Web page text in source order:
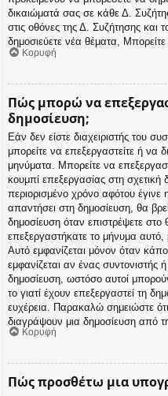
δικαιώματά σας σε κάθε Δ.
στις οθόνες της Δ. Συζήτησης και
δημοσιεύετε νέα θέματα,
Κορυφή
Πώς μπορώ να
δημοσίευση;
Εάν δεν είστε διαχειριστής του
μπορείτε να επεξεργαστείτε ή να
μηνύματα. Μπορείτε να
κουμπί επεξεργασίας στη
περιορισμένο χρόνο αφότου
απαντήσει στη δημοσίευση, θα
δημοσίευση όταν επιστρέψετε
επεξεργαστήκατε το μήνυμα αυτό,
Αυτό εμφανίζεται μόνον όταν
εμφανίζεται αν ένας συντονιστής
δημοσίευση, ωστόσο αυτοί
το γιατί έχουν επεξεργαστεί τη
ευχέρεια. Παρακαλώ σημειώστε
διαγράψουν μια δημοσίευση από
Κορυφή
Πώς προσθέτω μια